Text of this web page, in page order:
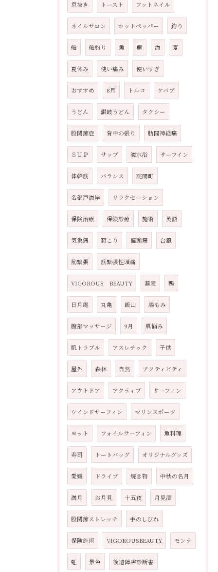
息抜き トースト フットネイル
ネイルサロン ホットペッパー 釣り
船 船釣り 魚 鯛 海 夏
夏休み 使い痛み 使いすぎ
おすすめ 8月 トルコ ケバブ
うどん 讃岐うどん タクシー
股関節症 背中の張り 肋間神経痛
ＳＵＰ サップ 海水浴 サーフイン
体幹筋 バランス 詫間町
名部戸海岸 リラクセーション
保険治療 保険診療 施術 英語
気象痛 頚こり 偏頭痛 台風
筋緊張 筋緊張性頭痛
VIGOROUS BEAUTY 蕎麦 鴨
日月庵 丸亀 飯山 腸もみ
腹部マッサージ 9月 肌悩み
肌トラブル アスレチック 子供
屋外 森林 自然 アクティビティ
アウトドア アクティブ サーフィン
ウインドサーフィン マリンスポーツ
ヨット フォイルサーフィン 魚料理
寿司 トートバッグ オリジナルグッズ
愛媛 ドライブ 焼き物 中秋の名月
満月 お月見 十五夜 月見酒
股関節ストレッチ 手のしびれ
保険施術 VIGOROUSBEAUTY モンテ
虹 景色 後遺障害診断書